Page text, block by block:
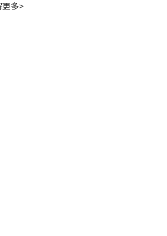
更多>